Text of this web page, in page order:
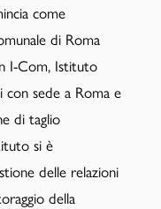
come
di Roma
I-Com, Istituto
sede a Roma e
di taglio
si è
delle relazioni
della